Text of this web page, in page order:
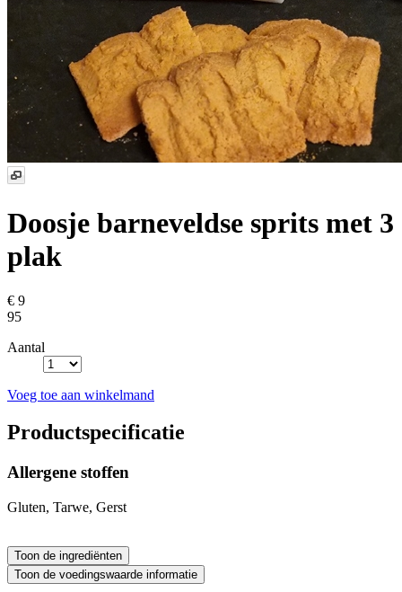
Doosje barneveldse sprits met 3
plak
€ 9
95
Aantal
Voeg toe aan winkelmand
Productspecificatie
Allergene stoffen
Gluten, Tarwe, Gerst